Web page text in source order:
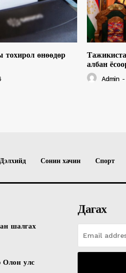
өнөөдөр
албан
Admin -
Дэлхийд Сонин хачин Спорт
шалгах
Олон улс
Дагах